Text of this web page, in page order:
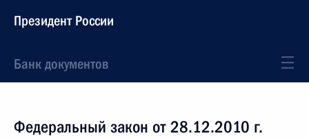
Президент России
Банк документов
Федеральный закон от 28.12.2010 г.